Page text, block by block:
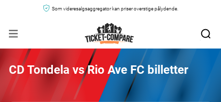
Som videresalgsaggregator kan priser overstige pålydende.
CD Tondela vs Rio Ave FC billetter